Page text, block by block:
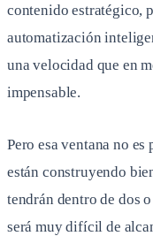
contenido estratégico,
automatización
una velocidad que en
impensable.
Pero esa ventana no es
están construyendo
tendrán dentro de dos
será muy difícil de